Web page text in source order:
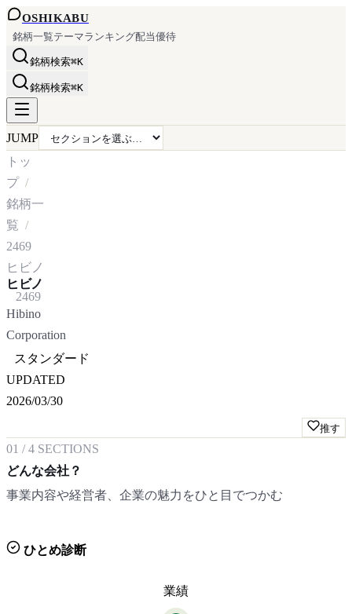
OSHIKABU
銘柄一覧テーマランキング配当優待
銘柄検索⌘K
銘柄検索⌘K
JUMP
トッ
プ
銘柄一
覧
2469
ヒビノ
ヒビノ
2469
Hibino
Corporation
スタンダード
UPDATED
2026/03/30
推す
01 /4 SECTIONS
どんな会社？
事業内容や経営者、企業の魅力をひと目でつかむ
ひとめ診断
業績